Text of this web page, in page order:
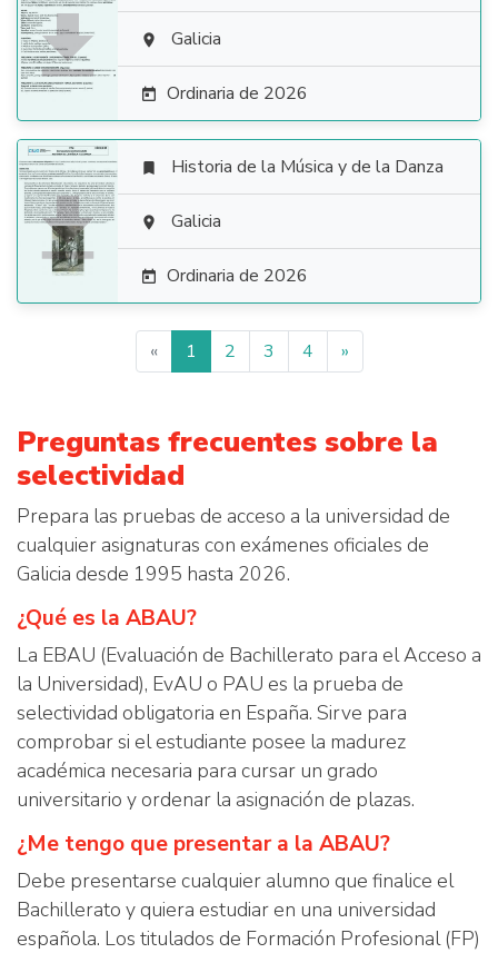
  Galicia
 Ordinaria de 2026

 Historia de la Música y de la Danza
 Galicia
 Ordinaria de 2026
« 1 2 3 4 »
Preguntas frecuentes sobre la
selectividad
Prepara las pruebas de acceso a la universidad de
cualquier asignaturas con exámenes oficiales de
Galicia desde 1995 hasta 2026.
¿Qué es la ABAU?
La EBAU (Evaluación de Bachillerato para el Acceso a
la Universidad), EvAU o PAU es la prueba de
selectividad obligatoria en España. Sirve para
comprobar si el estudiante posee la madurez
académica necesaria para cursar un grado
universitario y ordenar la asignación de plazas.
¿Me tengo que presentar a la ABAU?
Debe presentarse cualquier alumno que finalice el
Bachillerato y quiera estudiar en una universidad
española. Los titulados de Formación Profesional (FP)